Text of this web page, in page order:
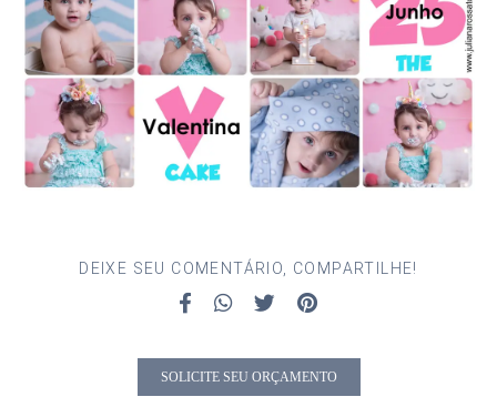
DEIXE SEU COMENTÁRIO, COMPARTILHE!
SOLICITE SEU ORÇAMENTO